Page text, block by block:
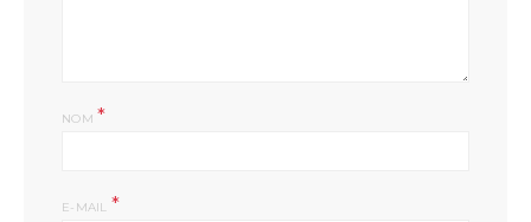
NOM *
E-MAIL *